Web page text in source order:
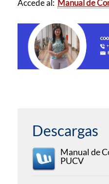
Accede al: Manual de
Descargas
Manual de
PUCV